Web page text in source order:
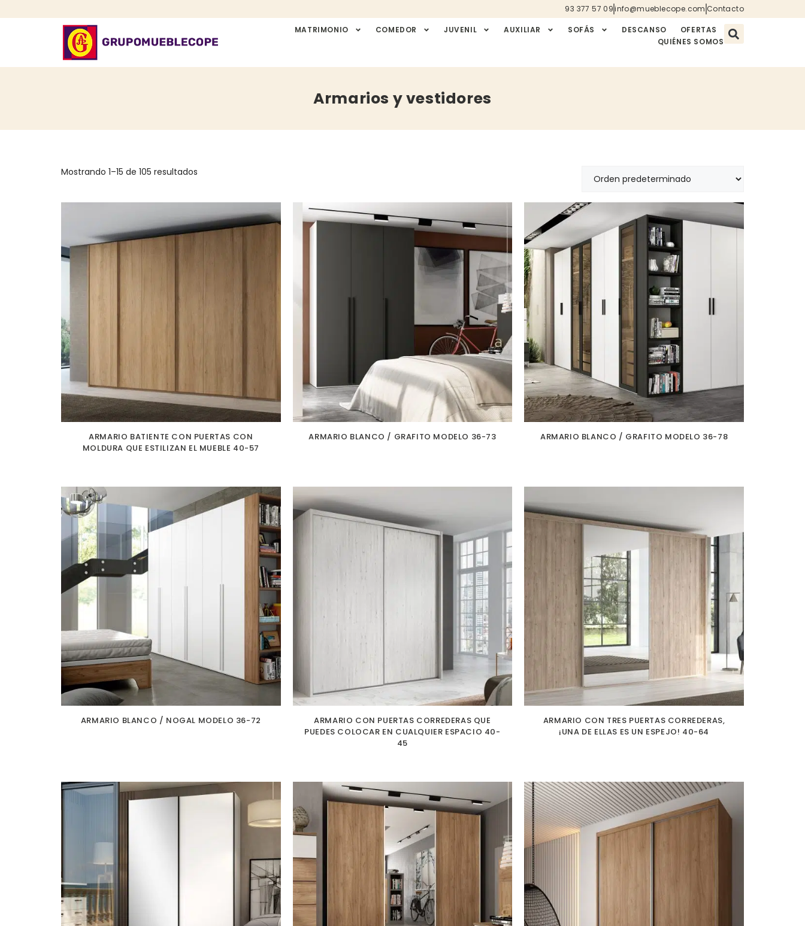
93 377 57 09info@mueblecope.com Contacto
MATRIMONIO COMEDOR JUVENIL AUXILIAR SOFÁS DESCANSO
OFERTAS
QUIÉNES SOMOS
Armarios y vestidores
Mostrando 1–15 de 105 resultados
ARMARIO BATIENTE CON PUERTAS CON
MOLDURA QUE ESTILIZAN EL MUEBLE 40-57
ARMARIO BLANCO / GRAFITO MODELO 36-73 ARMARIO BLANCO / GRAFITO MODELO 36-78
ARMARIO BLANCO / NOGAL MODELO 36-72
ARMARIO CON PUERTAS CORREDERAS QUE
PUEDES COLOCAR EN CUALQUIER ESPACIO 40-
45
ARMARIO CON TRES PUERTAS CORREDERAS,
¡UNA DE ELLAS ES UN ESPEJO! 40-64